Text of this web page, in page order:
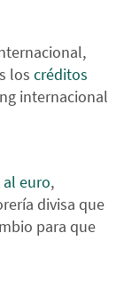
los créditos
internacional
euro,
divisa que
para que